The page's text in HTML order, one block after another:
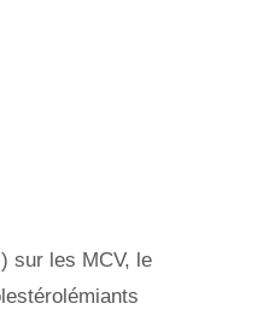
sur les MCV, le